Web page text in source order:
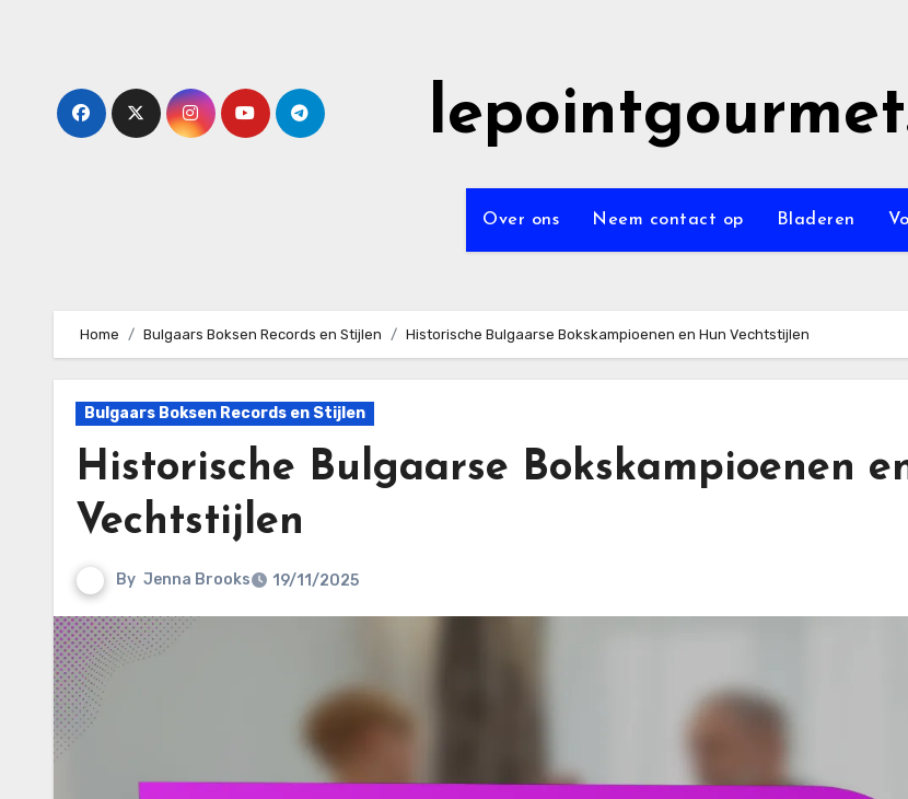
Over ons Neem contact op Bladeren
Home Bulgaars Boksen Records en Stijlen Historische Bulgaarse Bokskampioenen en Hun Vechtstijlen
Bulgaars Boksen Records en Stijlen
Historische Bulgaarse Bokskampioenen
Vechtstijlen
By Jenna Brooks 19/11/2025